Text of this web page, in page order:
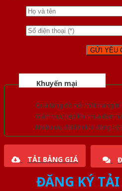
Khuyến mại
Quà tặng đồ nội thất trang
Giảm trực tiếp khi mua đơn
Nhiều ưu đãi lớn khi đăng
TẢI BẢNG GIÁ
ĐĂNG KÝ